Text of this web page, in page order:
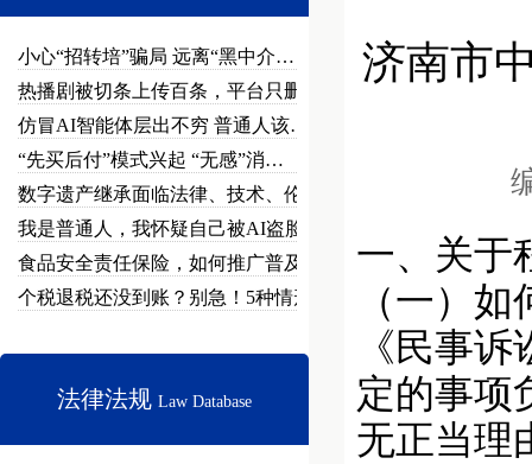
小心“招转培”骗局 远离“黑中介…
热播剧被切条上传百条，平台只删不…
仿冒AI智能体层出不穷 普通人该…
“先买后付”模式兴起 “无感”消…
数字遗产继承面临法律、技术、伦理…
我是普通人，我怀疑自己被AI盗脸…
食品安全责任保险，如何推广普及？
个税退税还没到账？别急！5种情形…
法律法规 Law Database
济南市
一、关于
（一）
《民事
定的事项
无正当理